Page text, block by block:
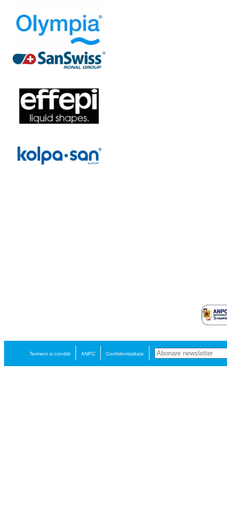
Termeni si conditii ANPC Confidentialitate